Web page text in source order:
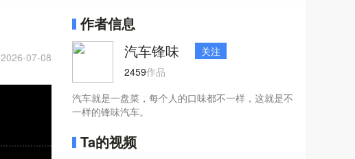
2026-07-08
作者信息
汽车锋味
关注
2459作品
汽车就是一盘菜，每个人的口味都不一样，这就是不
一样的锋味汽车。
Ta的视频